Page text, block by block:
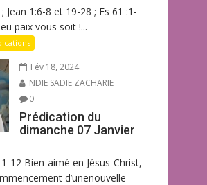
Jean 1:6-8 et 19-28 ; Es 61 :1-
paix vous soit !...
Fév 18, 2024
NDIE SADIE ZACHARIE
0
Prédication du
dimanche 07 Janvier
12 Bien-aimé en Jésus-Christ,
d’unenouvelle